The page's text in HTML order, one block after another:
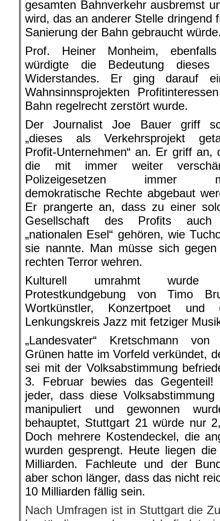
gesamten Bahnverkehr ausbremst
wird, das an anderer Stelle dringend
Sanierung der Bahn gebraucht
Prof. Heiner Monheim, ebenfalls
würdigte die Bedeutung dieses
Widerstandes. Er ging darauf
Wahnsinnsprojekten
Bahn regelrecht zerstört wurde.
Der Journalist Joe Bauer griff
„dieses als Verkehrsprojekt
Profit-Unternehmen“ an. Er griff an,
die mit immer weiter
Polizeigesetzen immer
demokratische Rechte abgebaut
Er prangerte an, dass zu einer
Gesellschaft des Profits
„nationalen Esel“ gehören, wie
sie nannte. Man müsse sich
rechten Terror wehren.
Kulturell umrahmt wurde
Protestkundgebung von Timo
Wortkünstler, Konzertpoet und
Lenkungskreis Jazz mit fetziger
„Landesvater“ Kretschmann von
Grünen hatte im Vorfeld verkündet,
sei mit der Volksabstimmung
3. Februar bewies das
jeder, dass diese
manipuliert und gewonnen
behauptet, Stuttgart 21 würde nur
Doch mehrere Kostendeckel, die
wurden gesprengt. Heute liegen
Milliarden. Fachleute und der
aber schon länger, dass das nicht
10 Milliarden fällig sein.
Nach Umfragen ist in Stuttgart die